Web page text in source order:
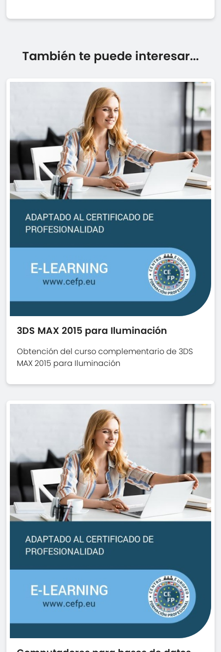
También te puede interesar...
3DS MAX 2015 para Iluminación
Obtención del curso complementario de 3DS
MAX 2015 para Iluminación